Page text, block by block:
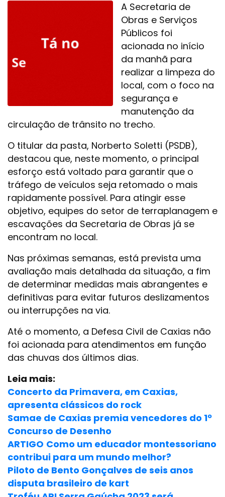
A Secretaria de
Obras e Serviços
Públicos foi
acionada no início
da manhã para
realizar a limpeza do
local, com o foco na
segurança e
manutenção da
circulação de trânsito no trecho.
O titular da pasta, Norberto Soletti (PSDB),
destacou que, neste momento, o principal
esforço está voltado para garantir que o
tráfego de veículos seja retomado o mais
rapidamente possível. Para atingir esse
objetivo, equipes do setor de terraplanagem e
escavações da Secretaria de Obras já se
encontram no local.
Nas próximas semanas, está prevista uma
avaliação mais detalhada da situação, a fim
de determinar medidas mais abrangentes e
definitivas para evitar futuros deslizamentos
ou interrupções na via.
Até o momento, a Defesa Civil de Caxias não
foi acionada para atendimentos em função
das chuvas dos últimos dias.
Leia mais:
Concerto da Primavera, em Caxias,
apresenta clássicos do rock
Samae de Caxias premia vencedores do 1º
Concurso de Desenho
ARTIGO Como um educador montessoriano
contribui para um mundo melhor?
Piloto de Bento Gonçalves de seis anos
disputa brasileiro de kart